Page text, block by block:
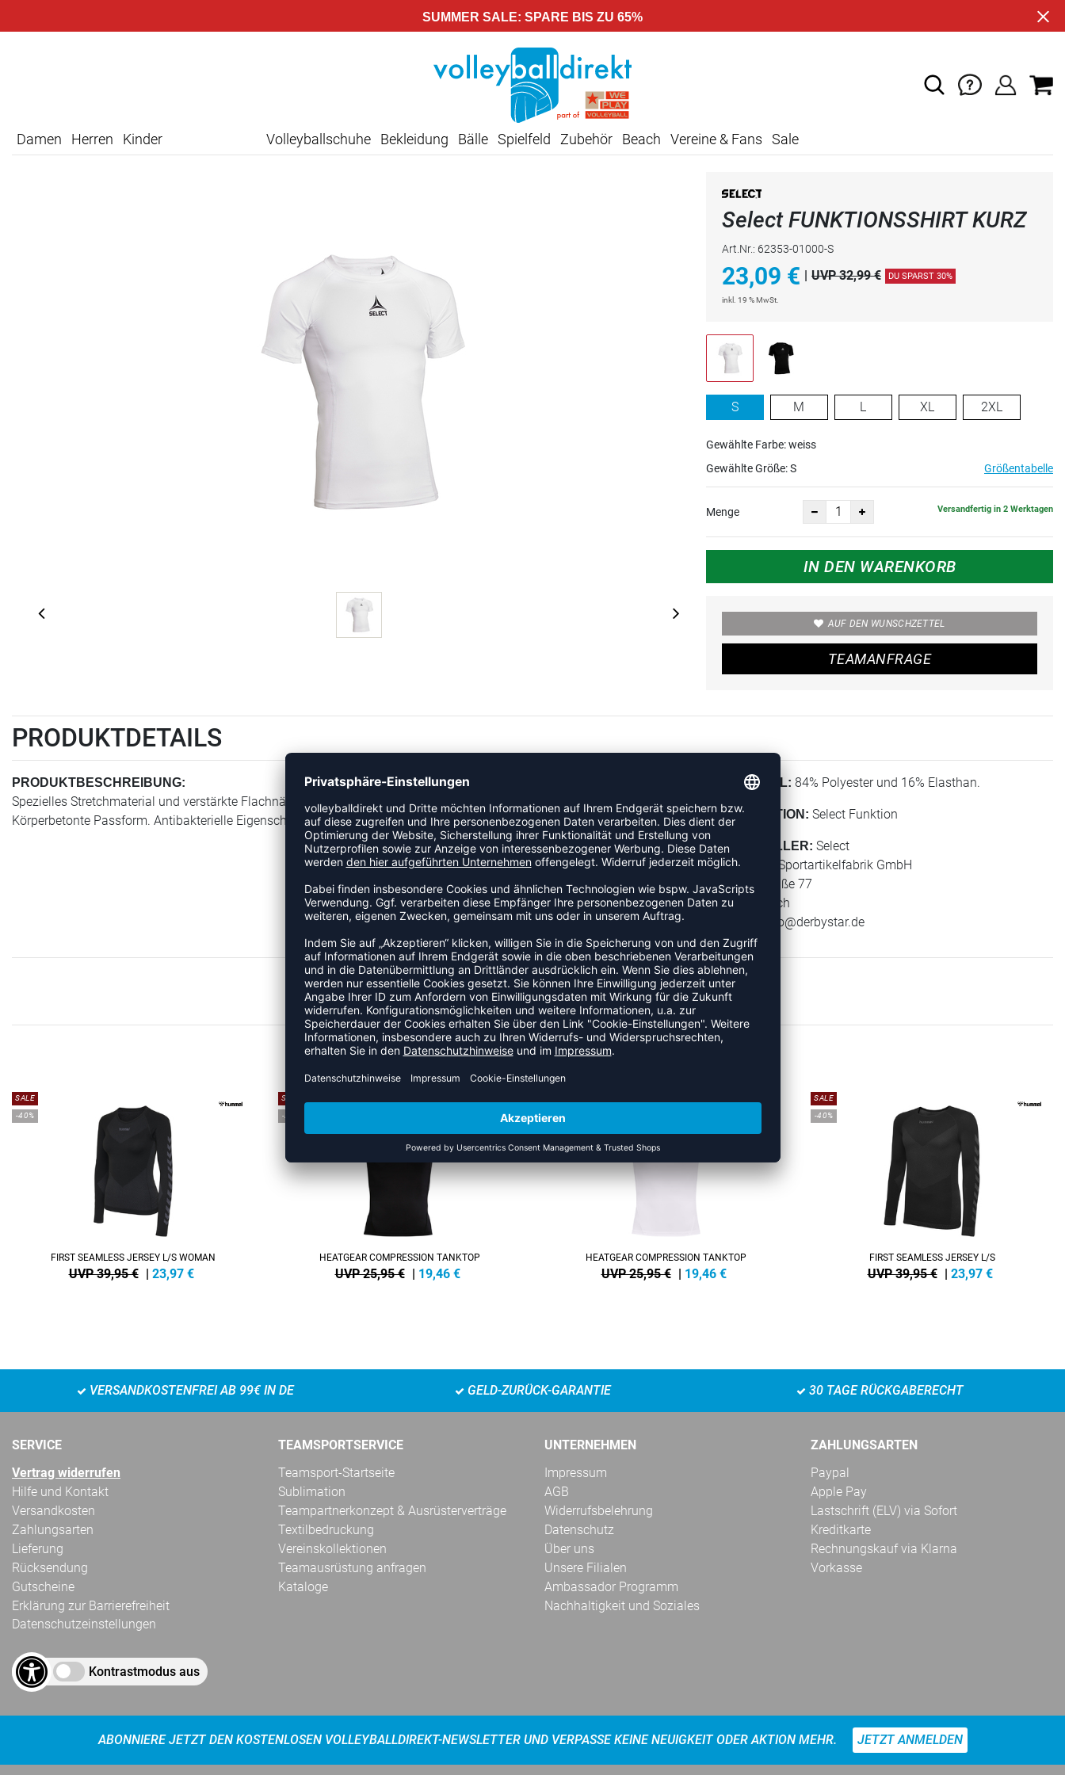
SUMMER SALE: SPARE BIS ZU 65%
Damen Herren Kinder Volleyballschuhe Bekleidung Bälle Spielfeld Zubehör Beach Vereine & Fans Sale
Select FUNKTIONSSHIRT KURZ
Art.Nr.: 62353-01000-S
23,09 € UVP 32,99 € DU SPARST 30%
inkl. 19 % MwSt.
S M L XL 2XL
Gewählte Farbe: weiss
Gewählte Größe:S Größentabelle
Menge Versandfertig in 2 Werktagen
IN DEN WARENKORB
AUF DEN WUNSCHZETTEL
TEAMANFRAGE
PRODUKTDETAILS
PRODUKTBESCHREIBUNG:
Spezielles Stretchmaterial und verstärkte Flachnähte sorgen für einen optimalen Tragekomfort. Ausgezeichnete Haltbarkeit.
Körperbetonte Passform. Antibakterielle Eigenschaften. Gefertigt aus recyceltem Polyester.
MATERIAL: 84% Polyester und 16% Elasthan.
KOLLEKTION: Select Funktion
HERSTELLER: Select
Derbystar Sportartikelfabrik GmbH
Klever Straße 77
47574 Goch
info@derbystar.de
ZULETZT ANGESEHEN
MEHR AUS DER KATEGORIE SHIRTS
SALE
-40%
FIRST SEAMLESS JERSEY L/S WOMAN
UVP 39,95 € | 23,97 €
SALE
-25%
HEATGEAR COMPRESSION TANKTOP
UVP 25,95 € | 19,46 €
-25%
HEATGEAR COMPRESSION TANKTOP
UVP 25,95 € | 19,46 €
SALE
-40%
FIRST SEAMLESS JERSEY L/S
UVP 39,95 € | 23,97 €
VERSANDKOSTENFREI AB 99€ IN DE GELD-ZURÜCK-GARANTIE 30 TAGE RÜCKGABERECHT
SERVICE
Vertrag widerrufen
Hilfe und Kontakt
Versandkosten
Zahlungsarten
Lieferung
Rücksendung
Gutscheine
Erklärung zur Barrierefreiheit
Datenschutzeinstellungen
Kontrastmodus aus
TEAMSPORTSERVICE
Teamsport-Startseite
Sublimation
Teampartnerkonzept & Ausrüsterverträge
Textilbedruckung
Vereinskollektionen
Teamausrüstung anfragen
Kataloge
UNTERNEHMEN
Impressum
AGB
Widerrufsbelehrung
Datenschutz
Über uns
Unsere Filialen
Ambassador Programm
Nachhaltigkeit und Soziales
ZAHLUNGSARTEN
Paypal
Apple Pay
Lastschrift (ELV) via Sofort
Kreditkarte
Rechnungskauf via Klarna
Vorkasse
ABONNIERE JETZT DEN KOSTENLOSEN VOLLEYBALLDIREKT-NEWSLETTER UND VERPASSE KEINE NEUIGKEIT ODER AKTION MEHR. JETZT ANMELDEN